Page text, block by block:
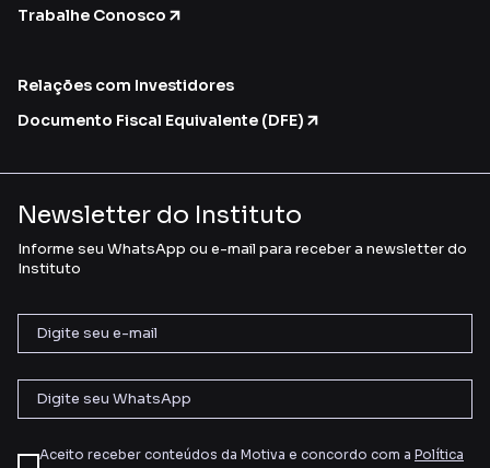
Trabalhe Conosco
Relações com Investidores
Documento Fiscal Equivalente (DFE)
Newsletter do Instituto
Informe seu WhatsApp ou e-mail para receber a newsletter do
Instituto
Aceito receber conteúdos da Motiva e concordo com a Política